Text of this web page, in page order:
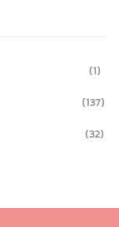
(1)
(137)
(32)